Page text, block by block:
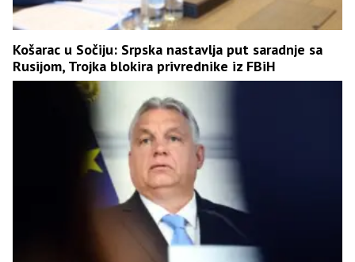
Košarac u Sočiju: Srpska nastavlja put saradnje sa
Rusijom, Trojka blokira privrednike iz FBiH